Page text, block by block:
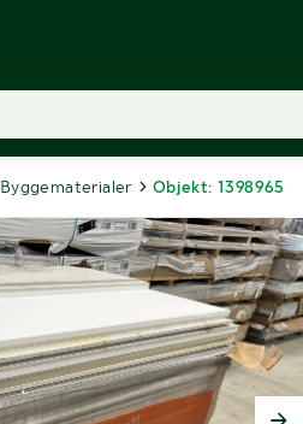
Byggematerialer Objekt: 1398965